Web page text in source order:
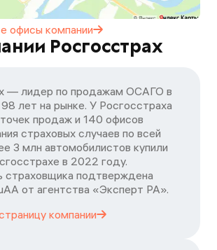
офисы компании
Росгосстрах
— лидер по продажам ОСАГО в
лет на рынке. У Росгосстраха
продаж и 140 офисов
страховых случаев по всей
3 млн автомобилистов купили
в 2022 году.
страховщика подтверждена
от агентства «Эксперт РА».
компании